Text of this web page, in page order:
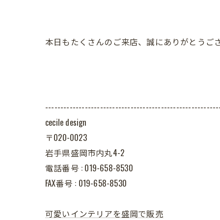
本日もたくさんのご来店、誠にありがとうご
cecile design
〒020-0023
岩手県盛岡市内丸4-2
電話番号 : 019-658-8530
FAX番号 : 019-658-8530
可愛いインテリアを盛岡で販売